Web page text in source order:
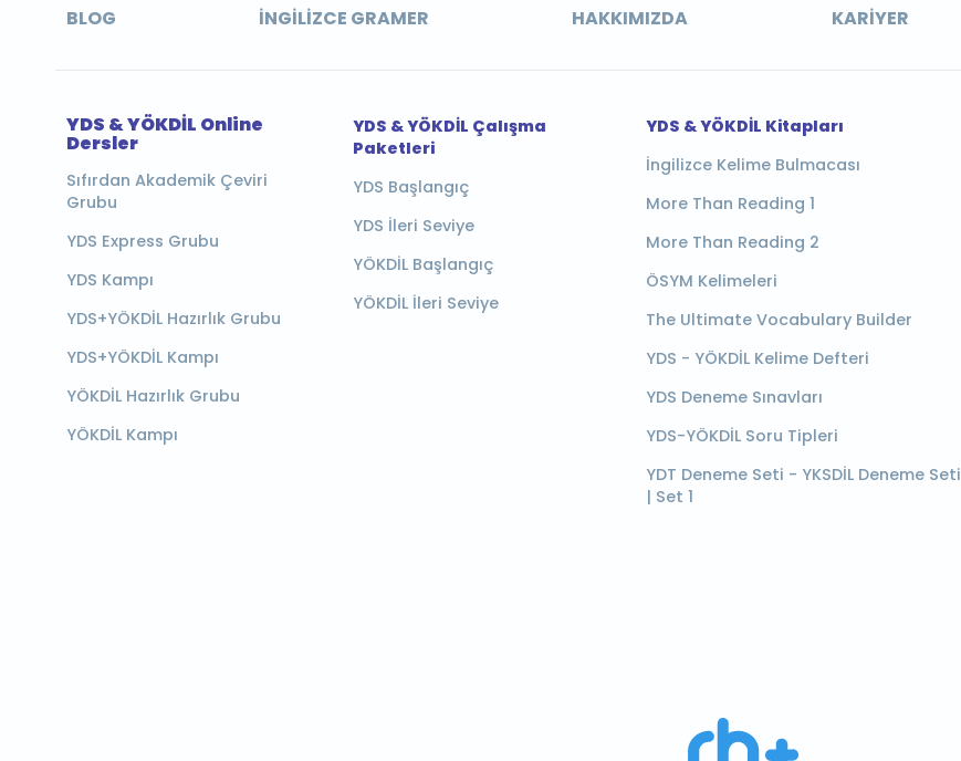
BLOG İNGILIZCE GRAMER HAKKIMIZDA KARIYER
YDS & YÖKDİL Online
Dersler
Sıfırdan Akademik Çeviri
Grubu
YDS Express Grubu
YDS Kampı
YDS+YÖKDİL Hazırlık Grubu
YDS+YÖKDİL Kampı
YÖKDİL Hazırlık Grubu
YÖKDİL Kampı
YDS & YÖKDİL Çalışma
Paketleri
YDS Başlangıç
YDS İleri Seviye
YÖKDİL Başlangıç
YÖKDİL İleri Seviye
YDS & YÖKDİL Kitapları
İngilizce Kelime Bulmacası
More Than Reading 1
More Than Reading 2
ÖSYM Kelimeleri
The Ultimate Vocabulary Builder
YDS - YÖKDİL Kelime Defteri
YDS Deneme Sınavları
YDS-YÖKDİL Soru Tipleri
YDT Deneme Seti - YKSDİL Deneme Seti
| Set 1